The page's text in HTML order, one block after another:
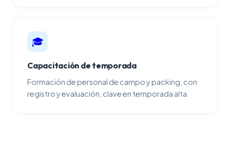
🎓
Capacitación de temporada
Formación de personal de campo y packing, con
registro y evaluación, clave en temporada alta.